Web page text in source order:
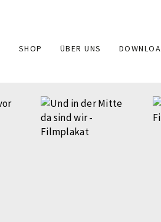
SHOP ÜBER UNS